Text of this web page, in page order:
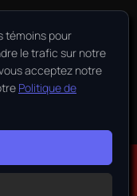
et ainsi
manière
repose en
entretenue
témoins pour
le trafic sur notre
acceptez notre
Politique de